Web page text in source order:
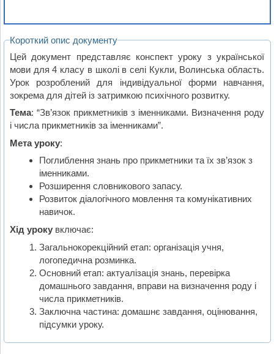
Короткий опис документу
Цей документ представляє конспект уроку з української
мови для 4 класу в школі в селі Кукли, Волинська область.
Урок розроблений для індивідуальної форми навчання,
зокрема для дітей із затримкою психічного розвитку.
Тема: “Зв’язок прикметників з іменниками. Визначення роду
і числа прикметників за іменниками”.
Мета уроку:
Поглиблення знань про прикметники та їх зв’язок з
іменниками.
Розширення словникового запасу.
Розвиток діалогічного мовлення та комунікативних
навичок.
Хід уроку включає:
Загальнокорекційний етап: організація учня,
логопедична розминка.
Основний етап: актуалізація знань, перевірка
домашнього завдання, вправи на визначення роду і
числа прикметників.
Заключна частина: домашнє завдання, оцінювання,
підсумки уроку.